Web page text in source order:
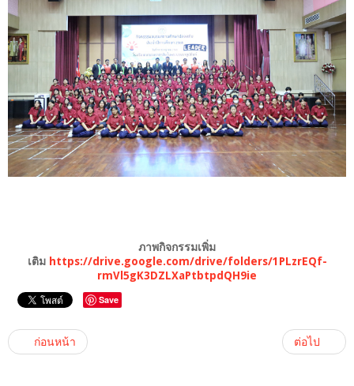
ภาพกิจกรรมเพิ่ม
เติม https://drive.google.com/drive/folders/1PLzrEQf-
rmVl5gK3DZLXaPtbtpdQH9ie
Save
ก่อนหน้า ต่อไป